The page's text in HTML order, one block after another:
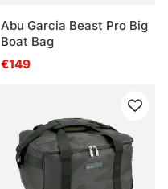
Abu Garcia Beast Pro Big
Boat Bag
€149